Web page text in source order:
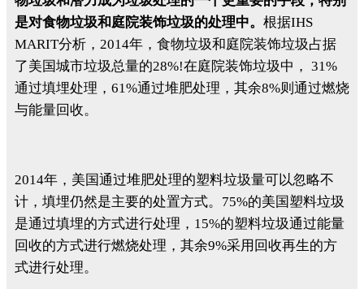
是对食物垃圾和庭院装饰垃圾的处理中。 根据IHS
MARIT分析，2014年，食物垃圾和庭院装饰垃圾占据
了美国城市垃圾总量的28%!在庭院装饰垃圾中， 31%
通过填埋处理，61%通过堆肥处理，其余8%则通过燃烧
与能量回收。
2014年，美国通过堆肥处理的塑料垃圾量可以忽略不
计，填埋仍然是主要的处置方式。75%的美国塑料垃圾
是通过填埋的方式进行处理，15%的塑料垃圾通过能量
回收的方式进行燃烧处理，其余9%采用回收再生的方
式进行处理。